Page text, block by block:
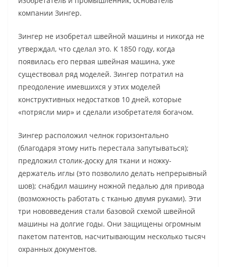
компании Зингер.
Зингер не изобретал швейной машины и никогда не
утверждал, что сделал это. К 1850 году, когда
появилась его первая швейная машина, уже
существовал ряд моделей. Зингер потратил на
преодоление имевшихся у этих моделей
конструктивных недостатков 10 дней, которые
«потрясли мир» и сделали изобретателя богачом.
Зингер расположил челнок горизонтально
(благодаря этому нить перестала запутываться);
предложил столик-доску для ткани и ножку-
держатель иглы (это позволило делать непрерывный
шов); снабдил машину ножной педалью для привода
(возможность работать с тканью двумя руками). Эти
три нововведения стали базовой схемой швейной
машины на долгие годы. Они защищены огромным
пакетом патентов, насчитывающим несколько тысяч
охранных документов.